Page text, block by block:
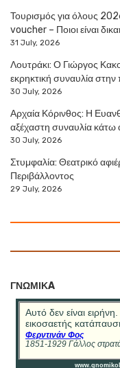
Τουρισμός για όλους
voucher – Ποιοι είναι
31 July, 2026
Λουτράκι: Ο Γιώργος
εκρηκτική συναυλία στην
30 July, 2026
Αρχαία Κόρινθος: Η
αξέχαστη συναυλία κάτω
30 July, 2026
Στυμφαλία: Θεατρικό
Περιβάλλοντος
29 July, 2026
ΓΝΩΜΙΚA